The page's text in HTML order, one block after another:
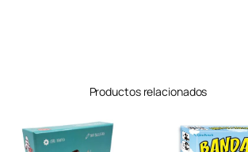
Productos relacionados